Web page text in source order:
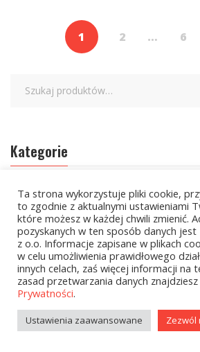
1 2 … 6
Kategorie
zobacz wszystkie
Kolekcje Biedronka
Kolekcje Biedronka - 16.02.2026
Wielcy Humaniści - 16.02.2026
Kolekcje Biedronka - 16.03.2026
Ta strona wykorzystuje pliki cookie,
to zgodnie z aktualnymi ustawieniami
które możesz w każdej chwili zmienić.
pozyskanych w ten sposób danych jest
z o.o. Informacje zapisane w plikach
w celu umożliwienia prawidłowego
innych celach, zaś więcej informacji na
zasad przetwarzania danych
Prywatności.
Ustawienia zaawansowane Zezwól